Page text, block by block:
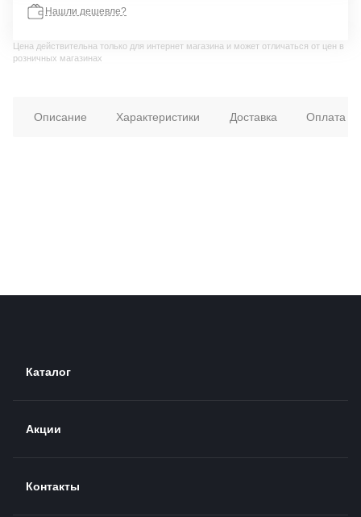
Нашли дешевле?
Цена действительна только для интернет магазина и может отличаться от цен в
розничных магазинах
Описание Характеристики Доставка Оплата
Каталог
Акции
Контакты